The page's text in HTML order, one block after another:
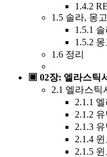
1.4.2
1.5 솔라, 몽
1.5.1
1.5.2
1.6 정리
▣ 02장: 엘라스틱
2.1 엘라스틱
2.1.1
2.1.2
2.1.3
2.1.4
2.1.5